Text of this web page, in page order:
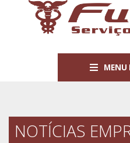
MENU
NOTÍCIAS